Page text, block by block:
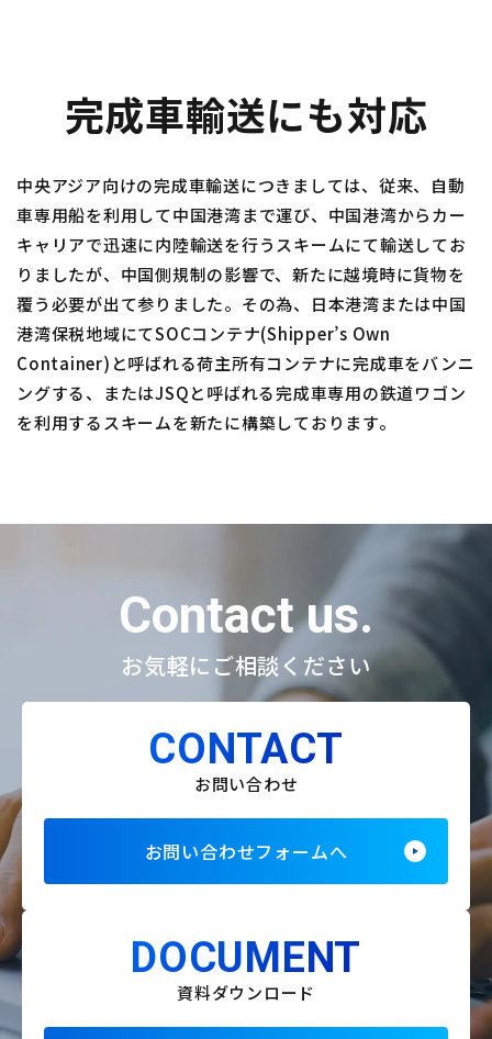
完成車輸送にも対応
中央アジア向けの完成車輸送につきましては、従来、自動
車専用船を利用して中国港湾まで運び、中国港湾からカー
キャリアで迅速に内陸輸送を行うスキームにて輸送してお
りましたが、中国側規制の影響で、新たに越境時に貨物を
覆う必要が出て参りました。その為、日本港湾または中国
港湾保税地域にてSOCコンテナ(Shipper’s Own
Container)と呼ばれる荷主所有コンテナに完成車をバンニ
ングする、またはJSQと呼ばれる完成車専用の鉄道ワゴン
を利用するスキームを新たに構築しております。
Contact us.
お気軽にご相談ください
CONTACT
お問い合わせ
お問い合わせフォームへ
DOCUMENT
資料ダウンロード